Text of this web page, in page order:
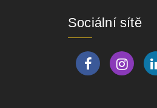
Sociální sítě